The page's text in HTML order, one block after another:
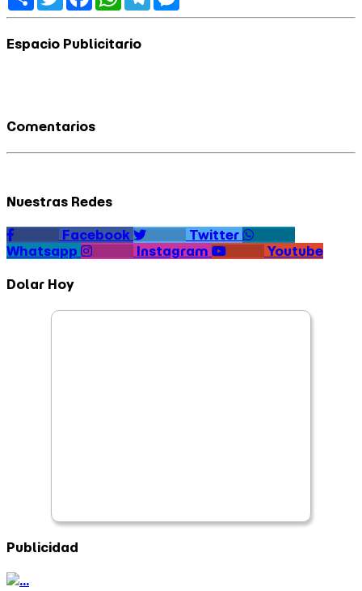
Espacio Publicitario
Comentarios
Nuestras Redes
Facebook
Twitter
Whatsapp
Instagram Youtube
Dolar Hoy
Publicidad